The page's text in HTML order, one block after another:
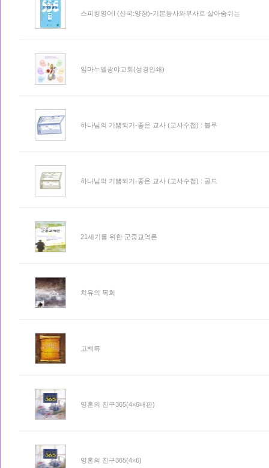
스피킹영어I (신국:양장)-기본동사와부사로 살아숨쉬는
임마누엘광야교회(성경인쇄)
하나님의 기쁨되기-좋은 교사 (교사수첩) : 블루
하나님의 기쁨되기-좋은 교사 (교사수첩) : 골드
21세기를 위한 군중교역론
치유의 목회
고백록
영혼의 친구365(4×6배판)
영혼의 친구365(4×6)